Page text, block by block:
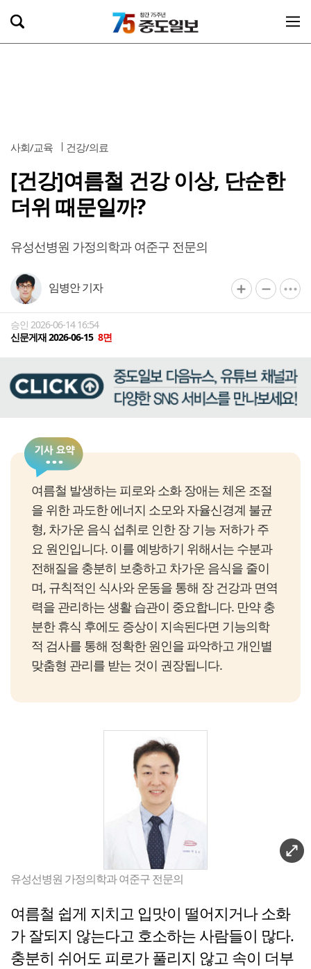
사회/교육 건강/의료
[건강]여름철 건강 이상, 단순한
더위 때문일까?
유성선병원 가정의학과 여준구 전문의
임병안 기자
승인 2026-06-14 16:54
신문게재 2026-06-15 8면
여름철 발생하는 피로와 소화 장애는 체온 조절
을 위한 과도한 에너지 소모와 자율신경계 불균
형, 차가운 음식 섭취로 인한 장 기능 저하가 주
요 원인입니다. 이를 예방하기 위해서는 수분과
전해질을 충분히 보충하고 차가운 음식을 줄이
며, 규칙적인 식사와 운동을 통해 장 건강과 면역
력을 관리하는 생활 습관이 중요합니다. 만약 충
분한 휴식 후에도 증상이 지속된다면 기능의학
적 검사를 통해 정확한 원인을 파악하고 개인별
맞춤형 관리를 받는 것이 권장됩니다.
유성선병원 가정의학과 여준구 전문의
여름철 쉽게 지치고 입맛이 떨어지거나 소화
가 잘되지 않는다고 호소하는 사람들이 많다.
충분히 쉬어도 피로가 풀리지 않고 속이 더부